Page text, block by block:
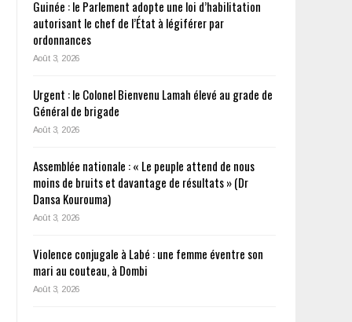
Guinée : le Parlement adopte une loi d’habilitation
autorisant le chef de l’État à légiférer par
ordonnances
Août 3, 2026
Urgent : le Colonel Bienvenu Lamah élevé au grade de
Général de brigade
Août 3, 2026
Assemblée nationale : « Le peuple attend de nous
moins de bruits et davantage de résultats » (Dr
Dansa Kourouma)
Août 3, 2026
Violence conjugale à Labé : une femme éventre son
mari au couteau, à Dombi
Août 3, 2026